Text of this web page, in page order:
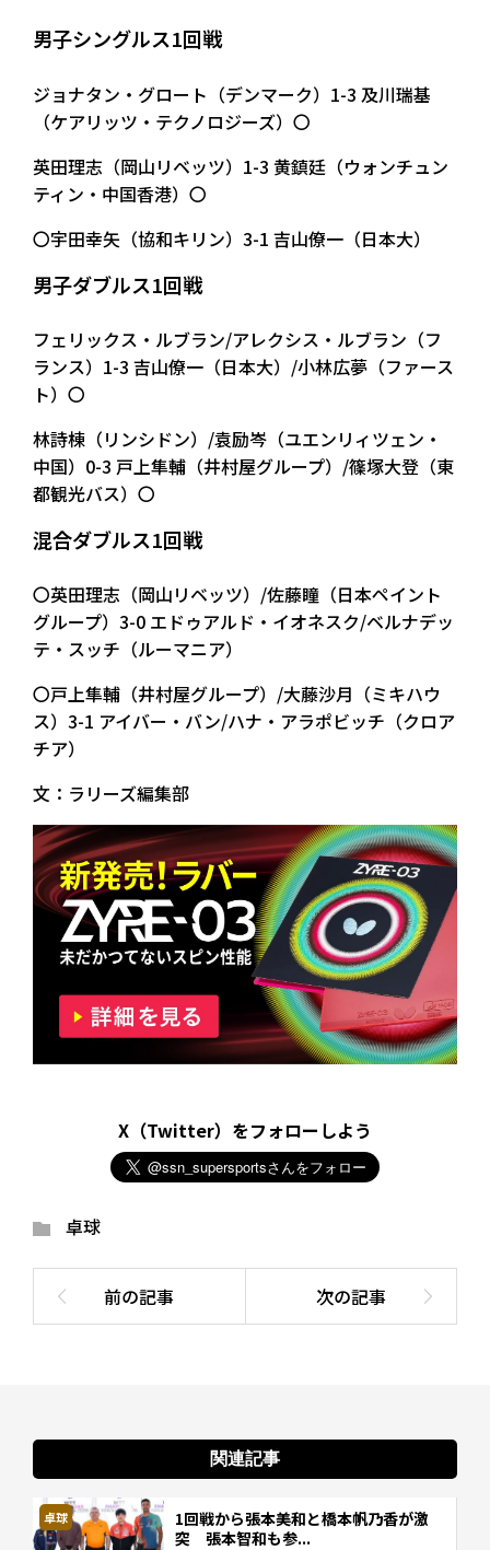
男子シングルス1回戦
ジョナタン・グロート（デンマーク）1-3 及川瑞基
（ケアリッツ・テクノロジーズ）〇
英田理志（岡山リベッツ）1-3 黄鎮廷（ウォンチュン
ティン・中国香港）〇
〇宇田幸矢（協和キリン）3-1 吉山僚一（日本大）
男子ダブルス1回戦
フェリックス・ルブラン/アレクシス・ルブラン（フ
ランス）1-3 吉山僚一（日本大）/小林広夢（ファース
ト）〇
林詩棟（リンシドン）/袁励岑（ユエンリィツェン・
中国）0-3 戸上隼輔（井村屋グループ）/篠塚大登（東
都観光バス）〇
混合ダブルス1回戦
〇英田理志（岡山リベッツ）/佐藤瞳（日本ペイント
グループ）3-0 エドゥアルド・イオネスク/ベルナデッ
テ・スッチ（ルーマニア）
〇戸上隼輔（井村屋グループ）/大藤沙月（ミキハウ
ス）3-1 アイバー・バン/ハナ・アラポビッチ（クロア
チア）
文：ラリーズ編集部
X（Twitter）をフォローしよう
卓球
関連記事
卓球
1回戦から張本美和と橋本帆乃香が激
突 張本智和も参...